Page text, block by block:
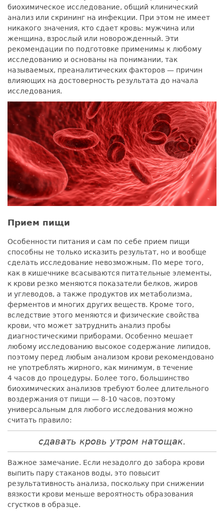
биохимическое исследование, общий клинический
анализ или скрининг на инфекции. При этом не имеет
никакого значения, кто сдает кровь: мужчина или
женщина, взрослый или новорожденный. Эти
рекомендации по подготовке применимы к любому
исследованию и основаны на понимании, так
называемых, преаналитических факторов — причин
влияющих на достоверность результата до начала
исследования.
Прием пищи
Особенности питания и сам по себе прием пищи
способны не только исказить результат, но и вообще
сделать исследование невозможным. По мере того,
как в кишечнике всасываются питательные элементы,
к крови резко меняются показатели белков, жиров
и углеводов, а также продуктов их метаболизма,
ферментов и многих других веществ. Кроме того,
вследствие этого меняются и физические свойства
крови, что может затруднить анализ пробы
диагностическими приборами. Особенно мешает
любому исследованию высокое содержание липидов,
поэтому перед любым анализом крови рекомендовано
не употреблять жирного, как минимум, в течение
4 часов до процедуры. Более того, большинство
биохимических анализов требуют более длительного
воздержания от пищи — 8-10 часов, поэтому
универсальным для любого исследования можно
считать правило:
сдавать кровь утром натощак.
Важное замечание. Если незадолго до забора крови
выпить пару стаканов воды, это повысит
результативность анализа, поскольку при снижении
вязкости крови меньше вероятность образования
сгустков в образце.